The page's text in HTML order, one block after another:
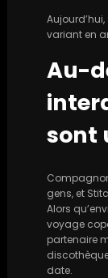
variant en
Au-
sont
gens, et
Alors
voyage
partenaire
date.